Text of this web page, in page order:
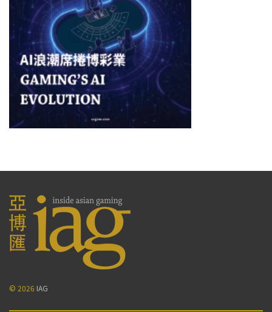
© 2026 IAG